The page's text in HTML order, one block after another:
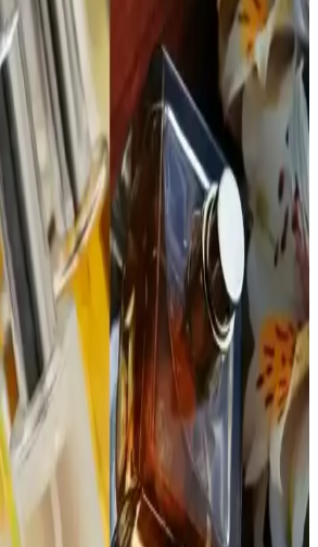
Parfüm: Aromatik ve Ferah
50 ml'lik şişesiyle uzun süre kalıcılık
aromatik yapısıyla günlük kullanım için
La Belle Paradise Garden
ve Kullanıcı Yorumları
Paradise Garden parfümü, tropikal ve
çekiyor. Vanilya ve muz notalarıyla sıcak
sunuyor. Şişe tasarımı da estetik değer
Başındaki Katia Parfümü:
Sahip Unutulmuş Tasarım
popüler olan Katia parfümü, mat
benzeyen kapağıyla hafif ve tatlı
ilgisini çekiyor.
Reformülasyonları ve
Üzerindeki Etkileri